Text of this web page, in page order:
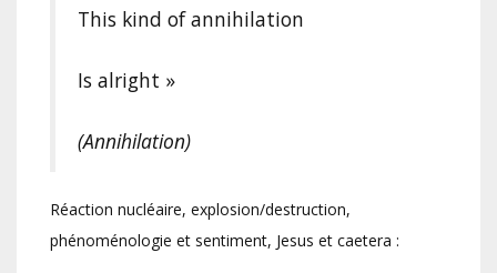
This kind of annihilation
Is alright »
(Annihilation)
Réaction nucléaire, explosion/destruction,
phénoménologie et sentiment, Jesus et caetera :